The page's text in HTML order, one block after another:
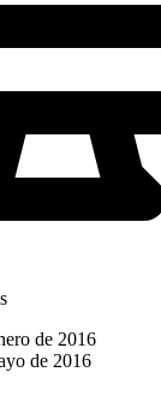
de 2016
de 2016